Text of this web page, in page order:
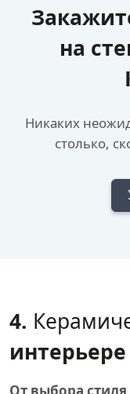
на
Никаких
столько,
4.
интерьере